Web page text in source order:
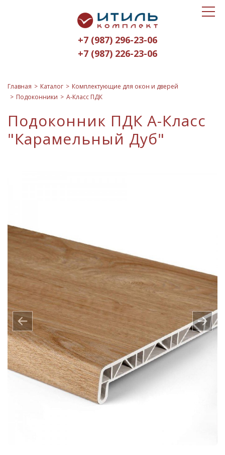
Итиль-
Комплект
logo
+7 (987) 296-23-06
+7 (987) 226-23-06
Toggle
Главная Каталог
Комплектующие для окон и дверей
Подоконники
А-Класс ПДК
Подоконник ПДК А-Класс
"Карамельный Дуб"